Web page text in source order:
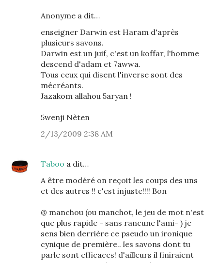
Anonyme a dit…
enseigner Darwin est Haram d'après
plusieurs savons.
Darwin est un juif, c'est un koffar, l'homme
descend d'adam et 7awwa.
Tous ceux qui disent l'inverse sont des
mécréants.
Jazakom allahou 5aryan !
5wenji Nèten
2/13/2009 2:38 AM
Taboo a dit…
A être modéré on reçoit les coups des uns
et des autres !! c'est injuste!!!! Bon
@ manchou (ou manchot, le jeu de mot n'est
que plus rapide - sans rancune l'ami- ) je
sens bien derrière ce pseudo un ironique
cynique de première.. les savons dont tu
parle sont efficaces! d'ailleurs il finiraient